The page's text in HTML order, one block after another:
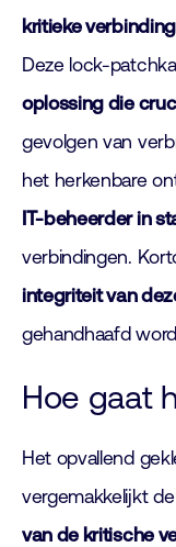
kritieke
Deze lock-
oplossing die
gevolgen van
het herkenbare
IT-beheerder in
verbindingen.
integriteit van
gehandhaafd
Hoe gaat
Het opvallend
vergemakkelijkt de
van de kritische